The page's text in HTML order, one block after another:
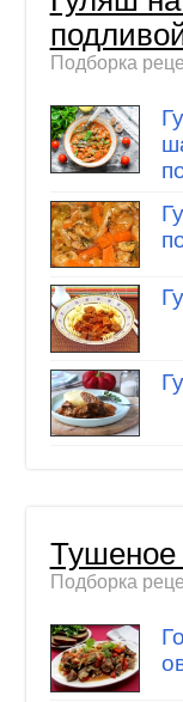
Подборка
Тушеное
Подборка